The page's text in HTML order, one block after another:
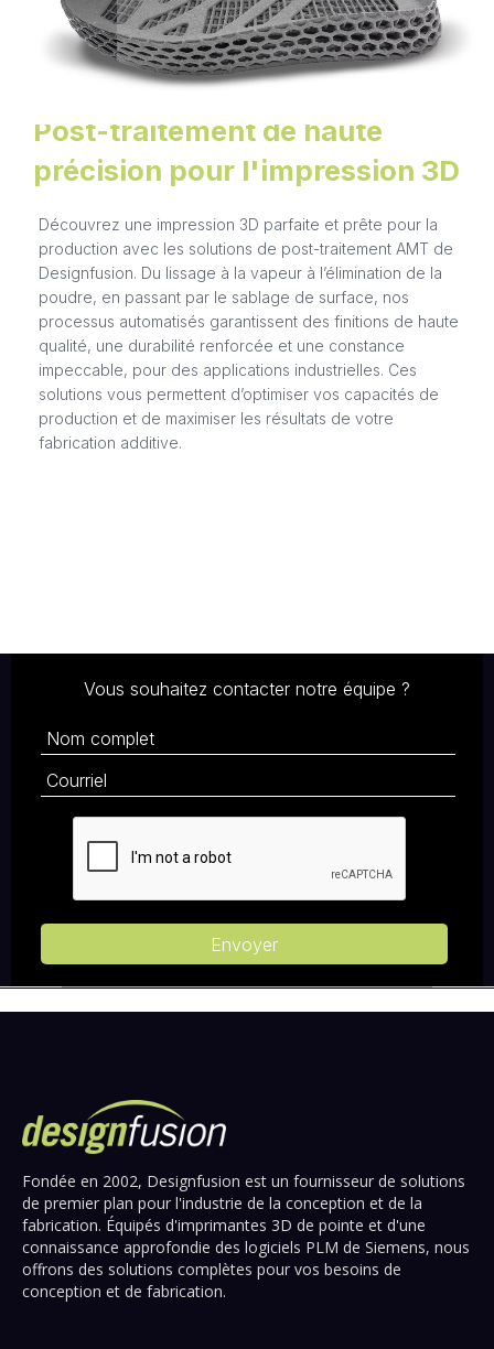
AM Technologies
Post-traitement de haute
précision pour l'impression 3D
Découvrez une impression 3D parfaite et prête pour la
production avec les solutions de post-traitement AMT de
Designfusion. Du lissage à la vapeur à l’élimination de la
poudre, en passant par le sablage de surface, nos
processus automatisés garantissent des finitions de haute
qualité, une durabilité renforcée et une constance
impeccable, pour des applications industrielles. Ces
solutions vous permettent d’optimiser vos capacités de
production et de maximiser les résultats de votre
fabrication additive.
Vous souhaitez contacter notre équipe ?
Fondée en 2002, Designfusion est un fournisseur de solutions
de premier plan pour l'industrie de la conception et de la
fabrication. Équipés d'imprimantes 3D de pointe et d'une
connaissance approfondie des logiciels PLM de Siemens, nous
offrons des solutions complètes pour vos besoins de
conception et de fabrication.